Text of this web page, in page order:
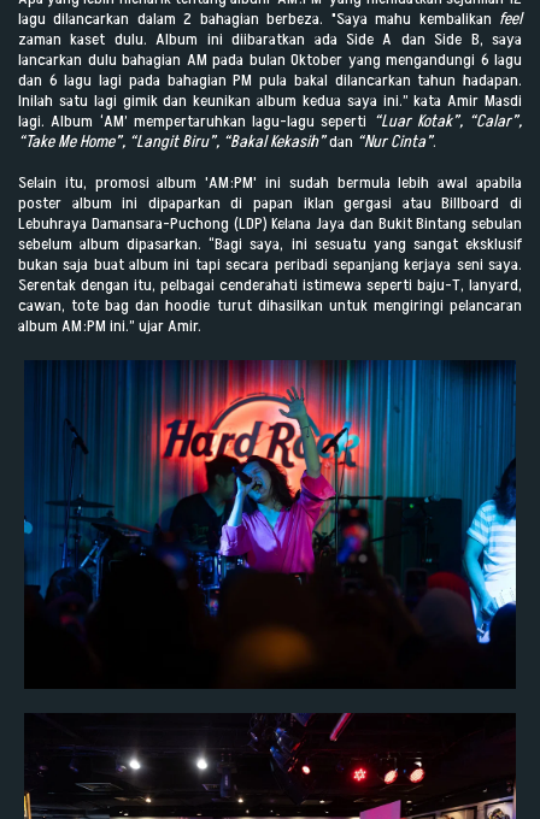
lagu dilancarkan dalam 2 bahagian berbeza. "Saya mahu kembalikan feel
zaman kaset dulu. Album ini diibaratkan ada Side A dan Side B, saya
lancarkan dulu bahagian AM pada bulan Oktober yang mengandungi 6 lagu
dan 6 lagu lagi pada bahagian PM pula bakal dilancarkan tahun hadapan.
Inilah satu lagi gimik dan keunikan album kedua saya ini.” kata Amir Masdi
lagi. Album ‘AM’ mempertaruhkan lagu-lagu seperti “Luar Kotak”, “Calar”,
“Take Me Home”, “Langit Biru”, “Bakal Kekasih”dan “Nur Cinta”.
Selain itu, promosi album 'AM:PM' ini sudah bermula lebih awal apabila
poster album ini dipaparkan di papan iklan gergasi atau Billboard di
Lebuhraya Damansara-Puchong (LDP) Kelana Jaya dan Bukit Bintang sebulan
sebelum album dipasarkan. “Bagi saya, ini sesuatu yang sangat eksklusif
bukan saja buat album ini tapi secara peribadi sepanjang kerjaya seni saya.
Serentak dengan itu, pelbagai cenderahati istimewa seperti baju-T, lanyard,
cawan, tote bag dan hoodie turut dihasilkan untuk mengiringi pelancaran
album AM:PM ini.” ujar Amir.